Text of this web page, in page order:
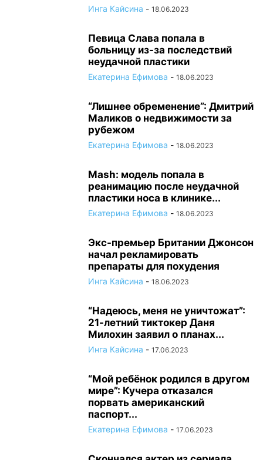
Инга Кайсина - 18.06.2023
Певица Слава попала в
больницу из-за последствий
неудачной пластики
Екатерина Ефимова - 18.06.2023
“Лишнее обременение”: Дмитрий
Маликов о недвижимости за
рубежом
Екатерина Ефимова - 18.06.2023
Mash: модель попала в
реанимацию после неудачной
пластики носа в клинике...
Екатерина Ефимова - 18.06.2023
Экс-премьер Британии Джонсон
начал рекламировать
препараты для похудения
Инга Кайсина - 18.06.2023
“Надеюсь, меня не уничтожат”:
21-летний тиктокер Даня
Милохин заявил о планах...
Инга Кайсина - 17.06.2023
“Мой ребёнок родился в другом
мире”: Кучера отказался
порвать американский
паспорт...
Екатерина Ефимова - 17.06.2023